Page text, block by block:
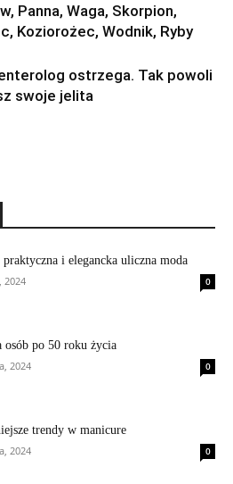
Panna, Waga, Skorpion,
Koziorożec, Wodnik, Ryby
ostrzega. Tak powoli
swoje jelita
i elegancka uliczna moda
2024
0
osób po 50 roku życia
2024
0
trendy w manicure
2024
0